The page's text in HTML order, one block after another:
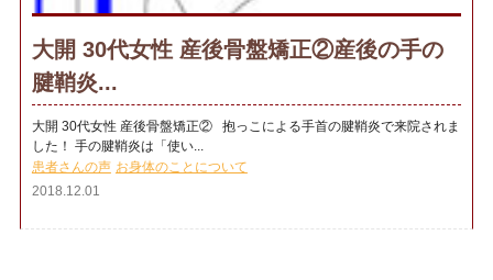
大開 30代女性 産後骨盤矯正②産後の手の
腱鞘炎...
大開 30代女性 産後骨盤矯正② 抱っこによる手首の腱鞘炎で来院されま
した！ 手の腱鞘炎は「使い...
患者さんの声 お身体のことについて
2018.12.01